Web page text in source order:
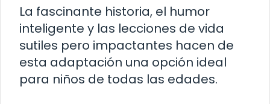
La fascinante historia, el humor
inteligente y las lecciones de vida
sutiles pero impactantes hacen de
esta adaptación una opción ideal
para niños de todas las edades.